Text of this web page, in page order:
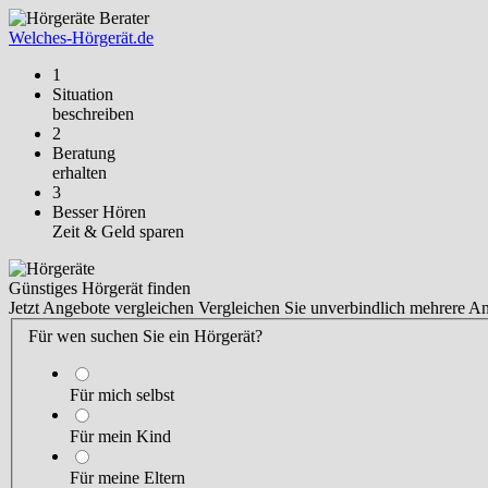
Welches-Hörgerät.de
1
Situation
beschreiben
2
Beratung
erhalten
3
Besser Hören
Zeit & Geld sparen
Günstiges Hörgerät finden
Jetzt Angebote vergleichen Vergleichen Sie unverbindlich mehrere
Für wen suchen Sie ein Hörgerät?
Für mich selbst
Für mein Kind
Für meine Eltern